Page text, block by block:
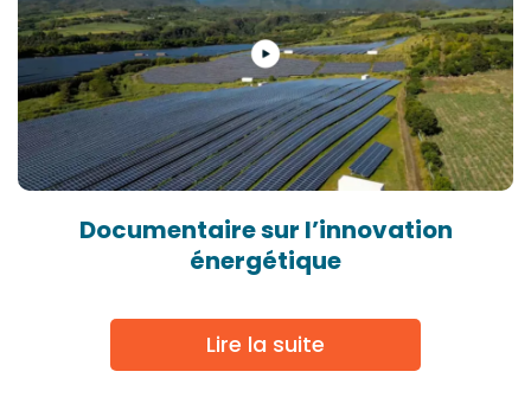
Documentaire sur l’innovation
énergétique
Lire la suite